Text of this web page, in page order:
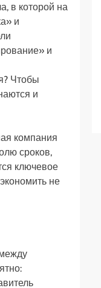
в которой на
и
и
Чтобы
и
компания
сроков,
ключевое
не